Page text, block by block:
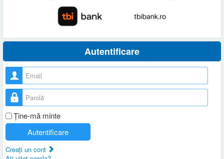
Autentificare
Nume utilizator
Parolă
Ţine-mă minte
Autentificare
Creaţi un cont